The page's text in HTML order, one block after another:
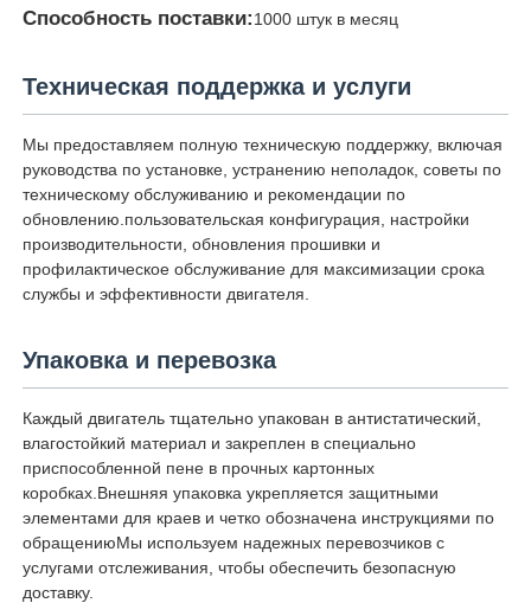
Способность поставки:1000 штук в месяц
Техническая поддержка и услуги
Мы предоставляем полную техническую поддержку, включая
руководства по установке, устранению неполадок, советы по
техническому обслуживанию и рекомендации по
обновлению.пользовательская конфигурация, настройки
производительности, обновления прошивки и
профилактическое обслуживание для максимизации срока
службы и эффективности двигателя.
Упаковка и перевозка
Каждый двигатель тщательно упакован в антистатический,
влагостойкий материал и закреплен в специально
приспособленной пене в прочных картонных
коробках.Внешняя упаковка укрепляется защитными
элементами для краев и четко обозначена инструкциями по
обращениюМы используем надежных перевозчиков с
услугами отслеживания, чтобы обеспечить безопасную
доставку.